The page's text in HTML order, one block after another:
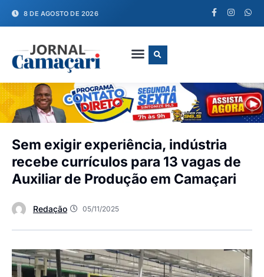
8 DE AGOSTO DE 2026
Sem exigir experiência, indústria
recebe currículos para 13 vagas de
Auxiliar de Produção em Camaçari
Redação 05/11/2025